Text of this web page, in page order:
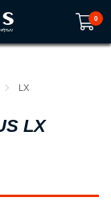
0
άδειο!
LX
LX